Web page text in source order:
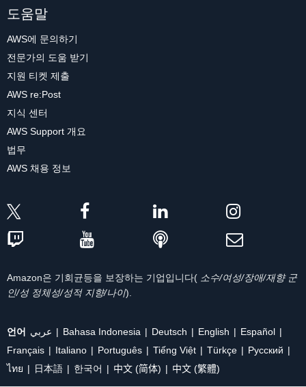
도움말
AWS에 문의하기
전문가의 도움 받기
지원 티켓 제출
AWS re:Post
지식 센터
AWS Support 개요
법무
AWS 채용 정보
Amazon은 기회균등을 보장하는 기업입니다( 소수/여성/장애/재향 군
인/성 정체성/성적 지향/나이).
언어 عربي Bahasa Indonesia Deutsch English
Español
Français
Italiano Português Tiếng Việt Türkçe
Ρусский
ไทย
日本語 한국어 中文 (简体) 中文 (繁體)